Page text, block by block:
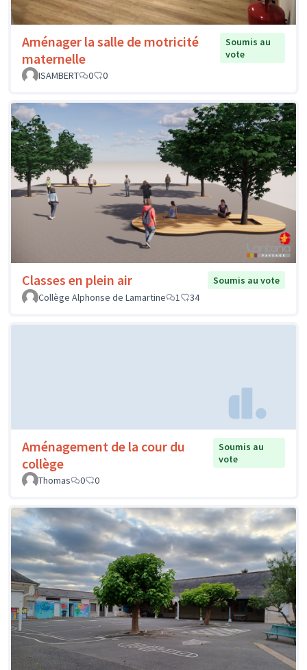
Aménager la salle de motricité
maternelle
Soumis au
vote
ISAMBERT
0 0
Classes en plein air
Soumis au vote
Collège Alphonse de Lamartine
1 34
Aménagement de la cour du
collège
Soumis au
vote
Thomas
0 0